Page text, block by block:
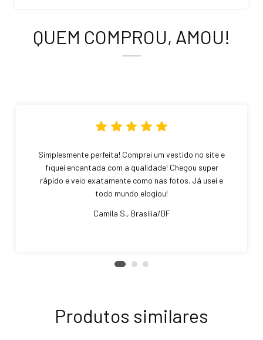
QUEM COMPROU, AMOU!
Simplesmente perfeita! Comprei um vestido no site e
fiquei encantada com a qualidade! Chegou super
rápido e veio exatamente como nas fotos. Já usei e
todo mundo elogiou!
Camila S., Brasília/DF
Produtos similares